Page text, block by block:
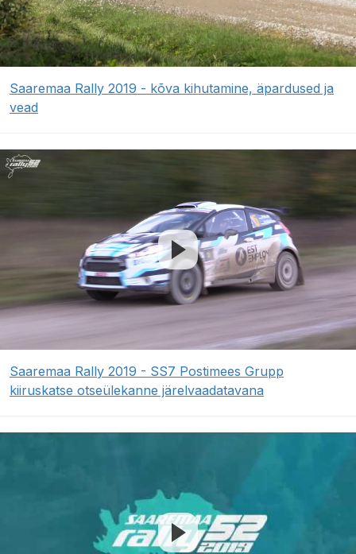
Saaremaa Rally 2019 - kõva kihutamine, äpardused ja
vead
Saaremaa Rally 2019 - SS7 Postimees Grupp
kiiruskatse otseülekanne järelvaadatavana